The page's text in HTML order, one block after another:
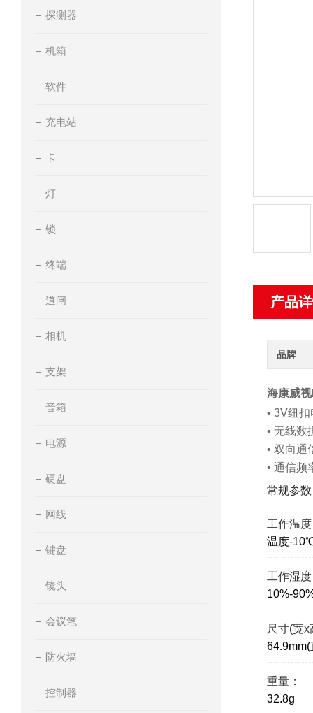
探测器
机箱
软件
充电站
卡
灯
锁
终端
道闸
相机
支架
音箱
电源
硬盘
网线
键盘
镜头
会议笔
防火墙
控制器
产品
品牌
海康威
• 3V纽
• 无线数
• 双向通
• 通信频
常规参数
工作温
温度-
工作湿
10%-
尺寸(宽x
64.9mm(
重量：
32.8g